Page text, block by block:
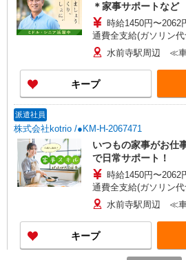
＊家事サポートなど
時給1450円〜
通費全支給(ガソリン代
水前寺駅周辺 ≪
キープ
派遣社員
株式会社kotrio /●KM-H-2067471
いつもの家事がお仕
で日常サポート！
時給1450円〜
通費全支給(ガソリン代
水前寺駅周辺 ≪
キープ